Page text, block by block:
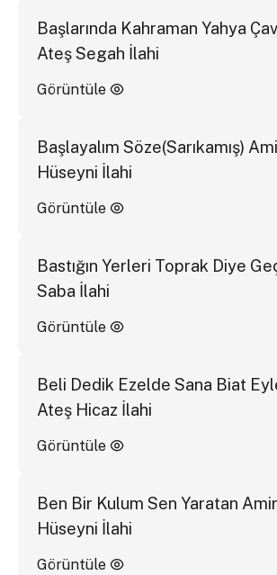
Başlarında Kahraman Yahya
Ateş Segah İlahi
Görüntüle
Başlayalım Söze(Sarıkamış)
Hüseyni İlahi
Görüntüle
Bastığın Yerleri Toprak Diye
Saba İlahi
Görüntüle
Beli Dedik Ezelde Sana Biat
Ateş Hicaz İlahi
Görüntüle
Ben Bir Kulum Sen Yaratan
Hüseyni İlahi
Görüntüle